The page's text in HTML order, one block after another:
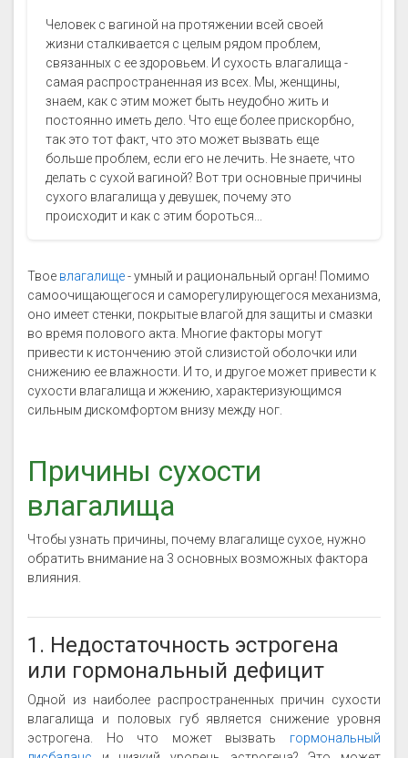
Человек с вагиной на протяжении всей своей
жизни сталкивается с целым рядом проблем,
связанных с ее здоровьем. И сухость влагалища -
самая распространенная из всех. Мы, женщины,
знаем, как с этим может быть неудобно жить и
постоянно иметь дело. Что еще более прискорбно,
так это тот факт, что это может вызвать еще
больше проблем, если его не лечить. Не знаете, что
делать с сухой вагиной? Вот три основные причины
сухого влагалища у девушек, почему это
происходит и как с этим бороться...
Твое влагалище- умный и рациональный орган! Помимо
самоочищающегося и саморегулирующегося механизма,
оно имеет стенки, покрытые влагой для защиты и смазки
во время полового акта. Многие факторы могут
привести к истончению этой слизистой оболочки или
снижению ее влажности. И то, и другое может привести к
сухости влагалища и жжению, характеризующимся
сильным дискомфортом внизу между ног.
Причины сухости
влагалища
Чтобы узнать причины, почему влагалище сухое, нужно
обратить внимание на 3 основных возможных фактора
влияния.
1. Недостаточность эстрогена
или гормональный дефицит
Одной из наиболее распространенных причин сухости
влагалища и половых губ является снижение уровня
эстрогена. Но что может вызвать гормональный